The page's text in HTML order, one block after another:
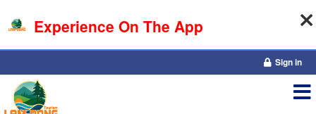
07-08-2026, 04:09:30
Sign in
Experience On The App